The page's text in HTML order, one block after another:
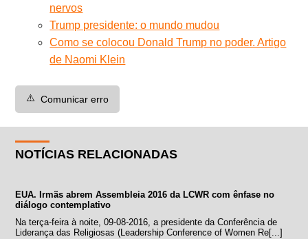
nervos
Trump presidente: o mundo mudou
Como se colocou Donald Trump no poder. Artigo
de Naomi Klein
⚠️ Comunicar erro
NOTÍCIAS RELACIONADAS
EUA. Irmãs abrem Assembleia 2016 da LCWR com ênfase no
diálogo contemplativo
Na terça-feira à noite, 09-08-2016, a presidente da Conferência de
Liderança das Religiosas (Leadership Conference of Women Re[...]